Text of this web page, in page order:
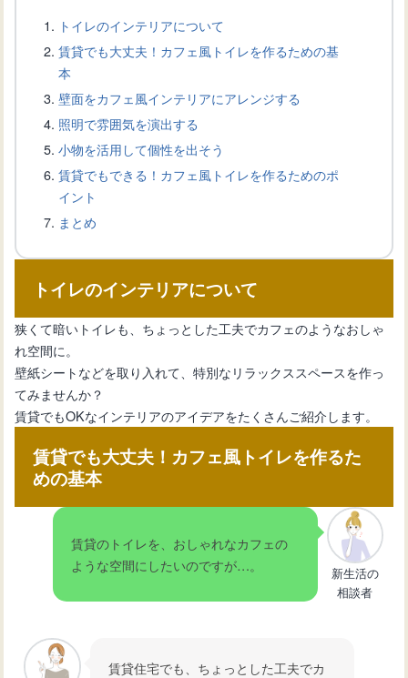
トイレタンクから水が出ない原因と修
理方法について解説
【トイレタンク音がする】原因を特定
トイレのタンクの中はどうなっている
の？内部構造とメンテナンス
トイレタンクをおしゃれに飾ろう！魅
力的な飾り方アイデア
【トイレが流れない】水が溜まる原因
トイレのインテリアについて
賃貸でも大丈夫！カフェ風トイレを作るための基
本
壁面をカフェ風インテリアにアレンジする
照明で雰囲気を演出する
小物を活用して個性を出そう
賃貸でもできる！カフェ風トイレを作るためのポ
イント
まとめ
トイレのインテリアについて
狭くて暗いトイレも、ちょっとした工夫でカフェのようなおしゃ
れ空間に。
壁紙シートなどを取り入れて、特別なリラックススペースを作っ
てみませんか？
賃貸でもOKなインテリアのアイデアをたくさんご紹介します。
賃貸でも大丈夫！カフェ風トイレを作るた
めの基本
賃貸のトイレを、おしゃれなカフェの
ような空間にしたいのですが…。
新生活の
相談者
賃貸住宅でも、ちょっとした工夫でカ